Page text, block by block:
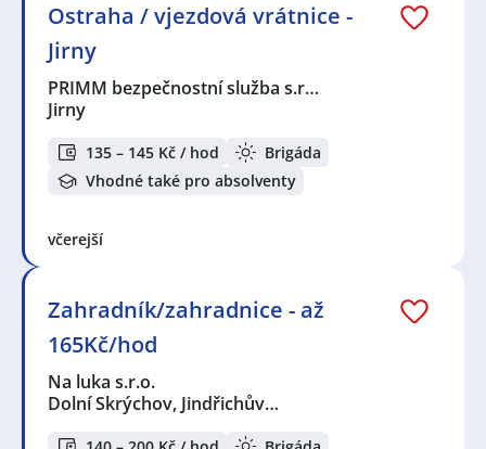
Ostraha / vjezdová vrátnice -
Jirny
PRIMM bezpečnostní služba s.r…
Jirny
135 – 145 Kč / hod
Brigáda
Vhodné také pro absolventy
včerejší
Zahradník/zahradnice - až
165Kč/hod
Na luka s.r.o.
Dolní Skrýchov, Jindřichův…